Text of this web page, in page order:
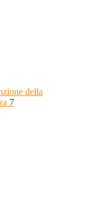
della
7